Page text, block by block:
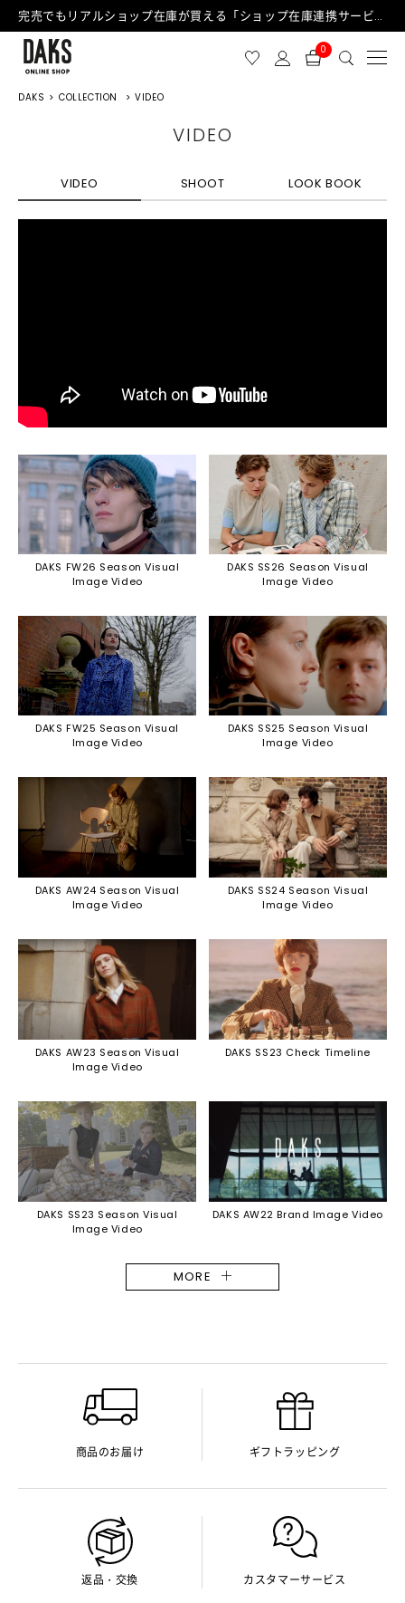
完売でもリアルショップ在庫が買える「ショップ在庫連携サービス」が日中もご利用可能になりました！
0
DAKS COLLECTION VIDEO
VIDEO
VIDEO SHOOT LOOK BOOK
DAKS FW26 Season Visual
Image Video
DAKS SS26 Season Visual
Image Video
DAKS FW25 Season Visual
Image Video
DAKS SS25 Season Visual
Image Video
DAKS AW24 Season Visual
Image Video
DAKS SS24 Season Visual
Image Video
DAKS AW23 Season Visual
Image Video
DAKS SS23 Check Timeline
DAKS SS23 Season Visual
Image Video
DAKS AW22 Brand Image Video
MORE
商品のお届け ギフトラッピング
返品・交換 カスタマーサービス